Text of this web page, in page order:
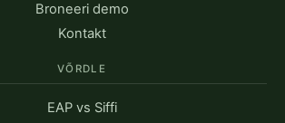
Broneeri demo
Kontakt
VÕRDLE
EAP vs Siffi